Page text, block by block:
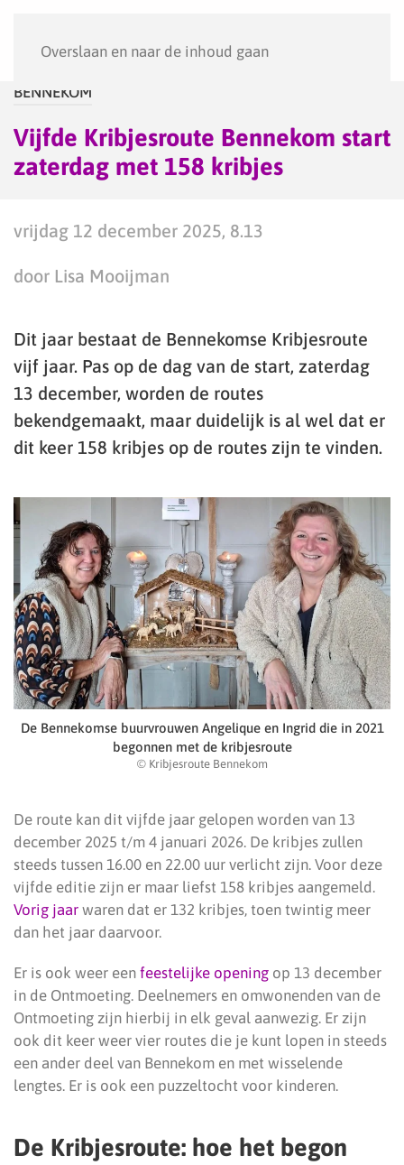
Overslaan en naar de inhoud gaan
BENNEKOM
Vijfde Kribjesroute Bennekom start
zaterdag met 158 kribjes
vrijdag 12 december 2025, 8.13
door Lisa Mooijman
Dit jaar bestaat de Bennekomse Kribjesroute
vijf jaar. Pas op de dag van de start, zaterdag
13 december, worden de routes
bekendgemaakt, maar duidelijk is al wel dat er
dit keer 158 kribjes op de routes zijn te vinden.
De Bennekomse buurvrouwen Angelique en Ingrid die in 2021
begonnen met de kribjesroute
© Kribjesroute Bennekom
De route kan dit vijfde jaar gelopen worden van 13
december 2025 t/m 4 januari 2026. De kribjes zullen
steeds tussen 16.00 en 22.00 uur verlicht zijn. Voor deze
vijfde editie zijn er maar liefst 158 kribjes aangemeld.
Vorig jaar waren dat er 132 kribjes, toen twintig meer
dan het jaar daarvoor.
Er is ook weer een feestelijke opening op 13 december
in de Ontmoeting. Deelnemers en omwonenden van de
Ontmoeting zijn hierbij in elk geval aanwezig. Er zijn
ook dit keer weer vier routes die je kunt lopen in steeds
een ander deel van Bennekom en met wisselende
lengtes. Er is ook een puzzeltocht voor kinderen.
De Kribjesroute: hoe het begon